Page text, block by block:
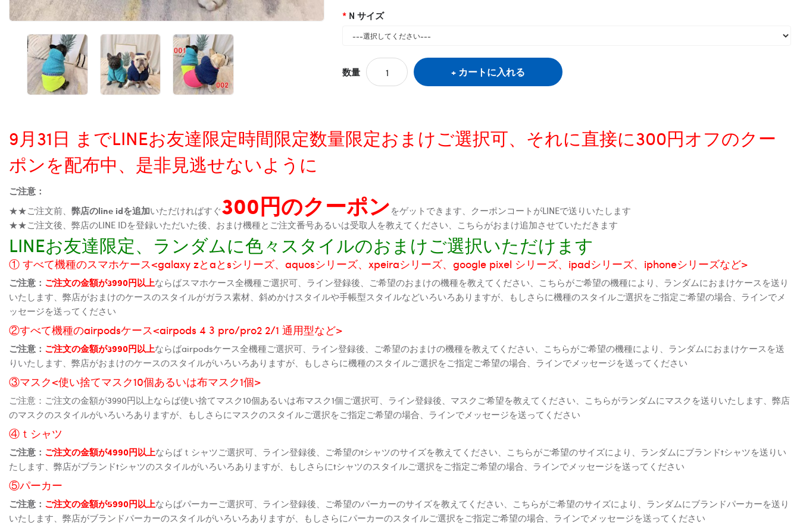
N サイズ
数量 カートに入れる
9月31日 までLINEお友達限定時間限定数量限定おまけご選択可、それに直接に300円オフのクー
ポンを配布中、是非見逃せないように
ご注意：
★★ご注文前、 弊店のline idを追加いただければすぐ300円のクーポンをゲットできます、クーポンコートがLINEで送りいたします
★★ご注文後、弊店のLINE IDを登録いただいた後、おまけ機種とご注文番号あるいは受取人を教えてください、こちらがおまけ追加させていただきます
LINEお友達限定、ランダムに色々スタイルのおまけご選択いただけます
① すべて機種のスマホケース<galaxy zとaとsシリーズ、aquosシリーズ、xpeiraシリーズ、google pixel シリーズ、ipadシリーズ、iphoneシリーズなど>
ご注意： ご注文の金額が3990円以上ならばスマホケース全機種ご選択可、ライン登録後、ご希望のおまけの機種を教えてください、こちらがご希望の機種により、ランダムにおまけケースを送り
いたします、弊店がおまけのケースのスタイルがガラス素材、斜めかけスタイルや手帳型スタイルなどいろいろありますが、もしさらに機種のスタイルご選択をご指定ご希望の場合、ラインでメ
ッセージを送ってください
②すべて機種のairpodsケース<airpods 4 3 pro/pro2 2/1 通用型など>
ご注意： ご注文の金額が3990円以上ならばairpodsケース全機種ご選択可、ライン登録後、ご希望のおまけの機種を教えてください、こちらがご希望の機種により、ランダムにおまけケースを送
りいたします、弊店がおまけのケースのスタイルがいろいろありますが、もしさらに機種のスタイルご選択をご指定ご希望の場合、ラインでメッセージを送ってください
③マスク<使い捨てマスク10個あるいは布マスク1個>
ご注意：ご注文の金額が3990円以上ならば使い捨てマスク10個あるいは布マスク1個ご選択可、ライン登録後、マスクご希望を教えてください、こちらがランダムにマスクを送りいたします、弊店
のマスクのスタイルがいろいろありますが、もしさらにマスクのスタイルご選択をご指定ご希望の場合、ラインでメッセージを送ってください
④ｔシャツ
ご注意： ご注文の金額が4990円以上ならばｔシャツご選択可、ライン登録後、ご希望のtシャツのサイズを教えてください、こちらがご希望のサイズにより、ランダムにブランドtシャツを送りい
たします、弊店がブランドtシャツのスタイルがいろいろありますが、もしさらにtシャツのスタイルご選択をご指定ご希望の場合、ラインでメッセージを送ってください
⑤パーカー
ご注意： ご注文の金額が5990円以上ならばパーカーご選択可、ライン登録後、ご希望のパーカーのサイズを教えてください、こちらがご希望のサイズにより、ランダムにブランドパーカーを送り
いたします、弊店がブランドパーカーのスタイルがいろいろありますが、もしさらにパーカーのスタイルご選択をご指定ご希望の場合、ラインでメッセージを送ってください